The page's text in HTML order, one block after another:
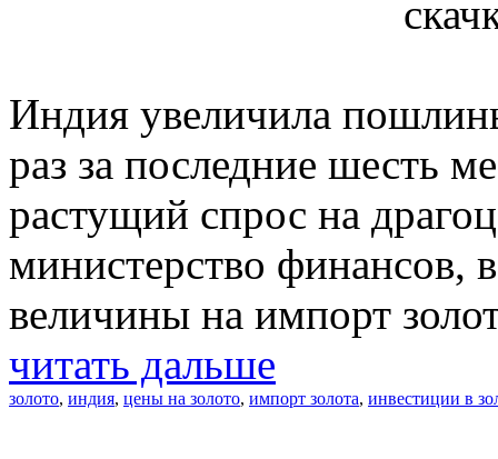
Индия увеличила
раз за последние шесть
растущий спрос на
министерство финансов,
величины на импорт
читать дальше
золото, индия, цены на золото, импорт золота, инвестиции в